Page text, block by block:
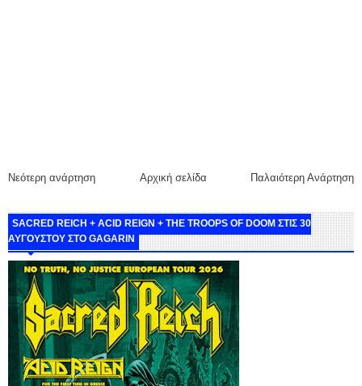
Νεότερη ανάρτηση Παλαιότερη Ανάρτηση
Αρχική σελίδα
SACRED REICH + ACID REIGN + THE TROOPS OF DOOM ΣΤΙΣ 30
ΑΥΓΟΥΣΤΟΥ ΣΤΟ GAGARIN